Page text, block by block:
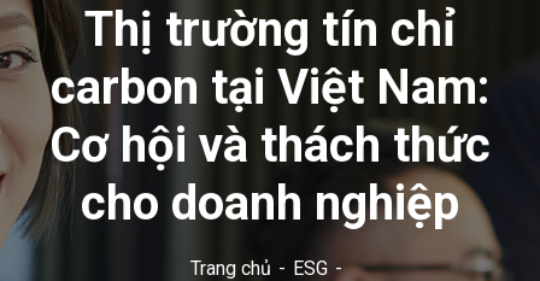
Thị trường tín chỉ
carbon tại Việt Nam:
Cơ hội và thách thức
cho doanh nghiệp
Trang chủ
ESG